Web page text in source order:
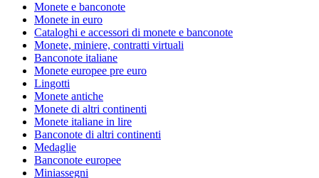
Monete e banconote
Monete in euro
Cataloghi e accessori di monete e banconote
Monete, miniere, contratti virtuali
Banconote italiane
Monete europee pre euro
Lingotti
Monete antiche
Monete di altri continenti
Monete italiane in lire
Banconote di altri continenti
Medaglie
Banconote europee
Miniassegni